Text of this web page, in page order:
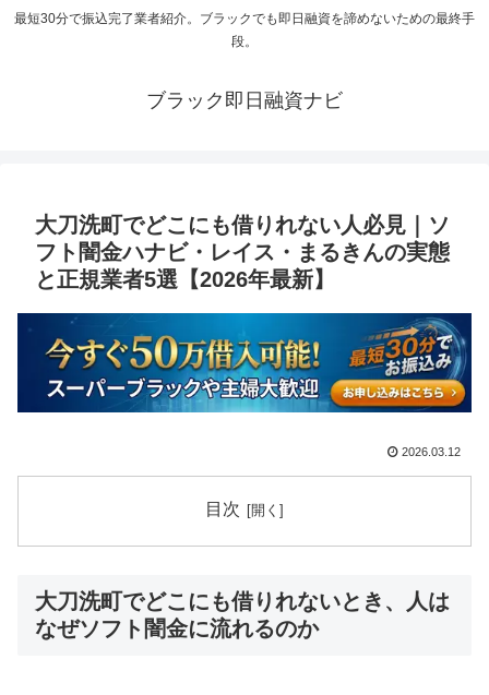
最短30分で振込完了業者紹介。ブラックでも即日融資を諦めないための最終手
段。
ブラック即日融資ナビ
大刀洗町でどこにも借りれない人必見｜ソ
フト闇金ハナビ・レイス・まるきんの実態
と正規業者5選【2026年最新】
2026.03.12
目次
大刀洗町でどこにも借りれないとき、人は
なぜソフト闇金に流れるのか